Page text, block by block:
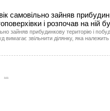
самовільно зайняв
і розпочав на ній
зайняв прибудинкову територію і
вимагає звільнити ділянку, яка належить